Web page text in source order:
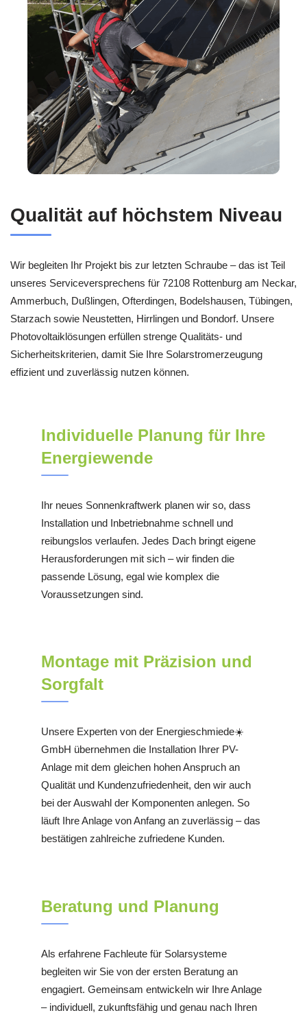
Qualität auf höchstem Niveau
Wir begleiten Ihr Projekt bis zur letzten Schraube – das ist Teil
unseres Serviceversprechens für 72108 Rottenburg am Neckar,
Ammerbuch, Dußlingen, Ofterdingen, Bodelshausen, Tübingen,
Starzach sowie Neustetten, Hirrlingen und Bondorf. Unsere
Photovoltaiklösungen erfüllen strenge Qualitäts- und
Sicherheitskriterien, damit Sie Ihre Solarstromerzeugung
effizient und zuverlässig nutzen können.
Individuelle Planung für Ihre
Energiewende
Ihr neues Sonnenkraftwerk planen wir so, dass
Installation und Inbetriebnahme schnell und
reibungslos verlaufen. Jedes Dach bringt eigene
Herausforderungen mit sich – wir finden die
passende Lösung, egal wie komplex die
Voraussetzungen sind.
Montage mit Präzision und
Sorgfalt
Unsere Experten von der Energieschmiede☀️
GmbH übernehmen die Installation Ihrer PV-
Anlage mit dem gleichen hohen Anspruch an
Qualität und Kundenzufriedenheit, den wir auch
bei der Auswahl der Komponenten anlegen. So
läuft Ihre Anlage von Anfang an zuverlässig – das
bestätigen zahlreiche zufriedene Kunden.
Beratung und Planung
Als erfahrene Fachleute für Solarsysteme
begleiten wir Sie von der ersten Beratung an
engagiert. Gemeinsam entwickeln wir Ihre Anlage
– individuell, zukunftsfähig und genau nach Ihren